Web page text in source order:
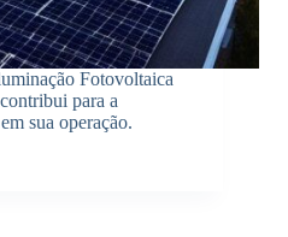
Fotovoltaica
para a
sua operação.